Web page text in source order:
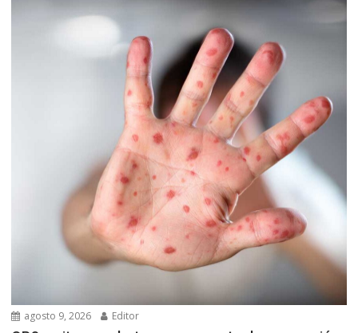
agosto 9, 2026 Editor